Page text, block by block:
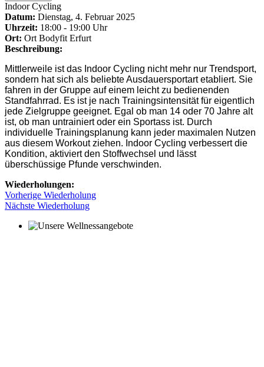
Indoor Cycling
Datum: Dienstag, 4. Februar 2025
Uhrzeit: 18:00 - 19:00 Uhr
Ort: Ort Bodyfit Erfurt
Beschreibung:
Mittlerweile ist das Indoor Cycling nicht mehr nur Trendsport,
sondern hat sich als beliebteAusdauersportart etabliert. Sie
fahren in der Gruppe auf einem leicht zu bedienenden
Standfahrrad. Es ist je nach Trainingsintensität für eigentlich
jede Zielgruppe geeignet. Egal ob man 14 oder 70 Jahre alt
ist, ob man untrainiert oder ein Sportass ist. Durch
individuelle Trainingsplanung kann jeder maximalen Nutzen
aus diesem Workout ziehen. Indoor Cycling verbessert die
Kondition, aktiviert den Stoffwechsel und lässt
überschüssige Pfunde verschwinden.
Wiederholungen:
Vorherige Wiederholung
Nächste Wiederholung